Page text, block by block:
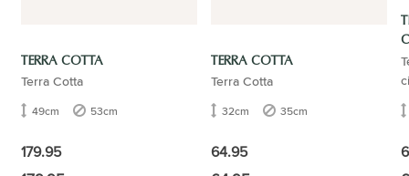
TERRA COTTA
Terra Cotta
49cm 53cm
179.95
TERRA COTTA
Terra Cotta
32cm 35cm
64.95